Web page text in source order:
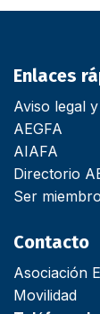
Enlaces
Aviso legal
AEGFA
AIAFA
Directorio
Ser
Contacto
Asociación
Movilidad